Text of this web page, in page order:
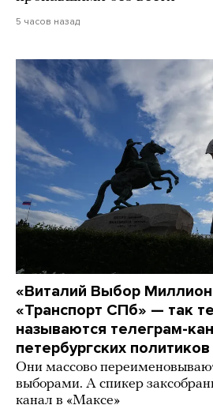
5 часов назад
«Виталий Выбор
«Транспорт СПб» — так
называются телеграм-
петербургских политиков
Они массово
выборами. А спикер
канал в «Максе»